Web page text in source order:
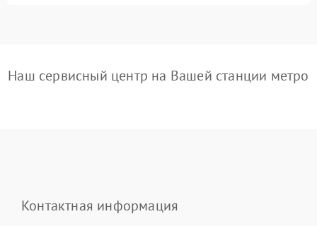
Наш сервисный центр на Вашей станции метро
Контактная информация